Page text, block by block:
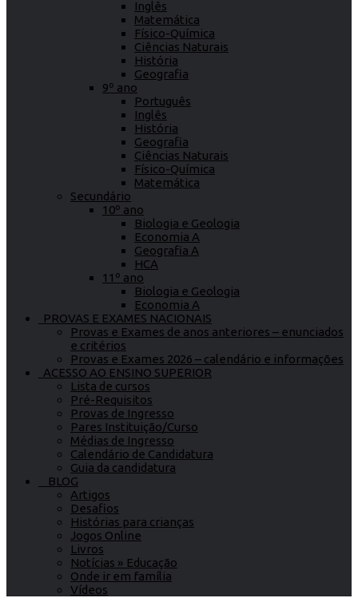
Inglês
Matemática
Físico-Química
Ciências Naturais
História
Geografia
9º ano
Português
Inglês
História
Geografia
Ciências Naturais
Físico-Química
Matemática
Secundário
10º ano
Biologia e Geologia
Economia A
Geografia A
HCA
11º ano
Biologia e Geologia
Economia A
PROVAS E EXAMES NACIONAIS
Provas e Exames de anos anteriores – enunciados
e critérios
Provas e Exames 2026 – calendário e informações
ACESSO AO ENSINO SUPERIOR
Lista de cursos
Pré-Requisitos
Provas de Ingresso
Pares Instituição/Curso
Médias de Ingresso
Calendário de Candidatura
Guia da candidatura
BLOG
Artigos
Desafios
Histórias para crianças
Jogos Online
Livros
Notícias » Educação
Onde ir em família
Vídeos